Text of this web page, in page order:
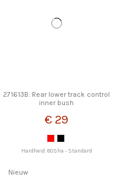
271613B: Rear lower track control
inner bush
€ 29
Hardheid: 80Sha - Standard
Nieuw